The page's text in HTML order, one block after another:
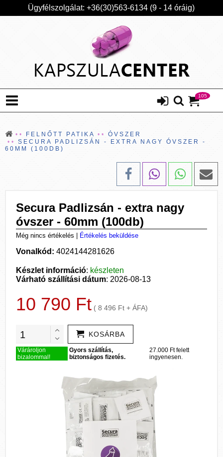
Ügyfélszolgálat: +36(30)563-6134 (9 - 14 óráig)
105
FELNŐTT PATIKA
ÓVSZER
SECURA PADLIZSÁN - EXTRA NAGY ÓVSZER -
60MM (100DB)
Secura Padlizsán - extra nagy
óvszer - 60mm (100db)
Még nincs értékelés Értékelés beküldése
Vonalkód: 4024144281626
Készlet információ: készleten
Várható szállítási dátum: 2026-08-13
10 790 Ft ( 8 496 Ft + ÁFA)
KOSÁRBA
Várároljon
bizalommal!
Gyors szállítás,
biztonságos fizetés.
27.000 Ft felett
ingyenesen.